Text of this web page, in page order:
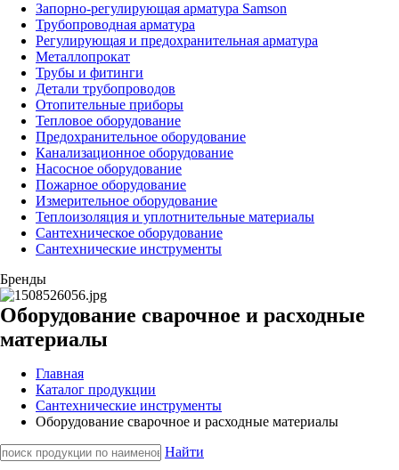
Запорно-регулирующая арматура Samson
Трубопроводная арматура
Регулирующая и предохранительная арматура
Металлопрокат
Трубы и фитинги
Детали трубопроводов
Отопительные приборы
Тепловое оборудование
Предохранительное оборудование
Канализационное оборудование
Насосное оборудование
Пожарное оборудование
Измерительное оборудование
Теплоизоляция и уплотнительные материалы
Сантехническое оборудование
Сантехнические инструменты
Бренды
Оборудование сварочное и расходные
материалы
Главная
Каталог продукции
Сантехнические инструменты
Оборудование сварочное и расходные материалы
Найти